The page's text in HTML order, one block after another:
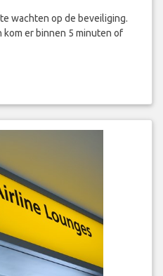
wachten op de beveiliging.
kom er binnen 5 minuten of